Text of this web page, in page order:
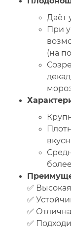
Даёт
При
(на
✅
✅
✅
✅